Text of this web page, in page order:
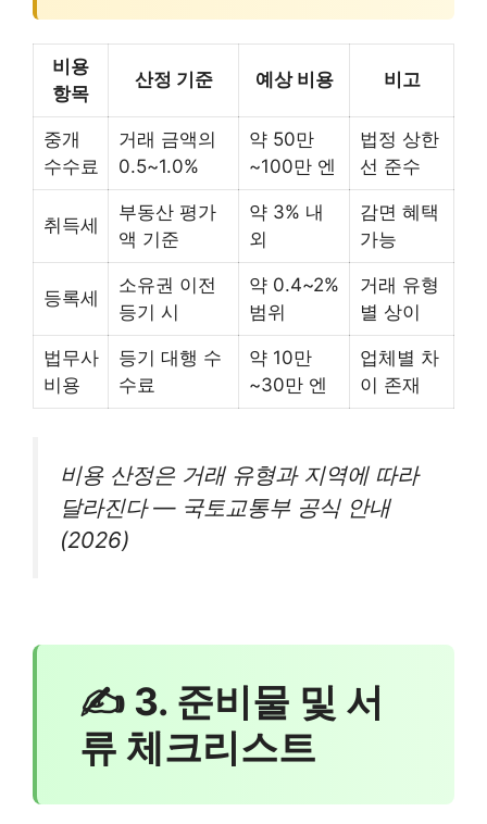
비용
항목
산정 기준 예상 비용 비고
중개
수수료
거래 금액의
0.5~1.0%
약 50만
~100만 엔
법정 상한
선 준수
취득세
부동산 평가
액 기준
약 3% 내
외
감면 혜택
가능
등록세
소유권 이전
등기 시
약 0.4~2%
범위
거래 유형
별 상이
법무사
비용
등기 대행 수
수료
약 10만
~30만 엔
업체별 차
이 존재
비용 산정은 거래 유형과 지역에 따라
달라진다 — 국토교통부 공식 안내
(2026)
✍ 3. 준비물 및 서
류 체크리스트